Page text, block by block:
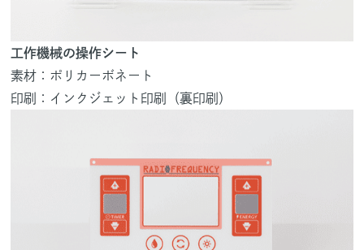
工作機械の操作シート
素材：ポリカーボネート
印刷：インクジェット印刷（裏印刷）